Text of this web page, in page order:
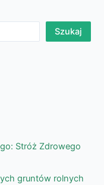
Szukaj
Stróż Zdrowego
gruntów rolnych